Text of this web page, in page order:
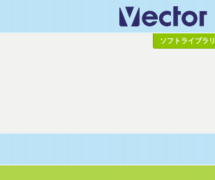
ソフトライブラリ